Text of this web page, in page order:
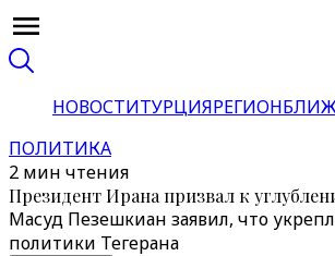
НОВОСТИТУРЦИЯРЕГИОН
ПОЛИТИКА
2 мин чтения
Президент Ирана призвал к
Масуд Пезешкиан заявил, что
политики Тегерана